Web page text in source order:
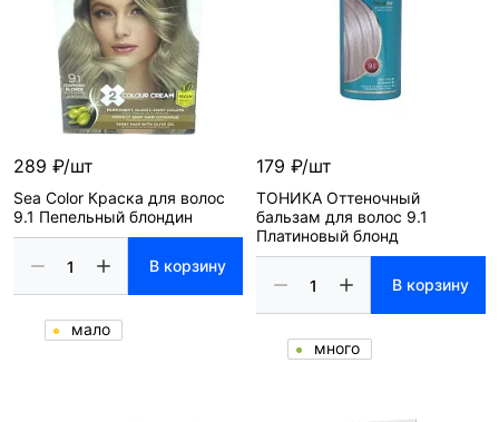
289 ₽/шт
Sea Color Краска для волос
9.1 Пепельный блондин
В корзину
мало
179 ₽/шт
ТОНИКА Оттеночный
бальзам для волос 9.1
Платиновый блонд
В корзину
много